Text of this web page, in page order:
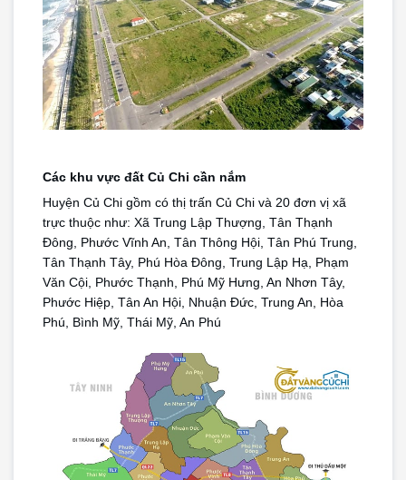
Các khu vực đất Củ Chi cần nắm
Huyện Củ Chi gồm có thị trấn Củ Chi và 20 đơn vị xã
trực thuộc như: Xã Trung Lập Thượng, Tân Thạnh
Đông, Phước Vĩnh An, Tân Thông Hội, Tân Phú Trung,
Tân Thạnh Tây, Phú Hòa Đông, Trung Lập Hạ, Phạm
Văn Cội, Phước Thạnh, Phú Mỹ Hưng, An Nhơn Tây,
Phước Hiệp, Tân An Hội, Nhuận Đức, Trung An, Hòa
Phú, Bình Mỹ, Thái Mỹ, An Phú